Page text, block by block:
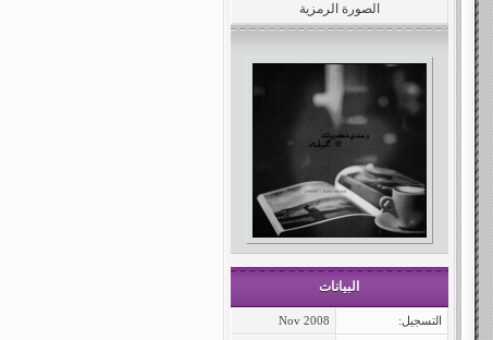
الصورة الرمزية
البيانات
التسجيل: Nov 2008